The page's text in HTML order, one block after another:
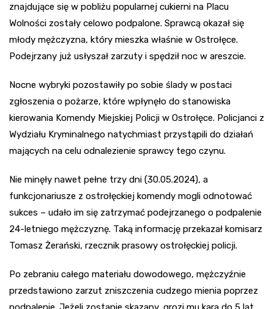
znajdujące się w pobliżu popularnej cukierni na Placu
Wolności zostały celowo podpalone. Sprawcą okazał się
młody mężczyzna, który mieszka właśnie w Ostrołęce.
Podejrzany już usłyszał zarzuty i spędził noc w areszcie.
Nocne wybryki pozostawiły po sobie ślady w postaci
zgłoszenia o pożarze, które wpłynęło do stanowiska
kierowania Komendy Miejskiej Policji w Ostrołęce. Policjanci z
Wydziału Kryminalnego natychmiast przystąpili do działań
mających na celu odnalezienie sprawcy tego czynu.
Nie minęły nawet pełne trzy dni (30.05.2024), a
funkcjonariusze z ostrołęckiej komendy mogli odnotować
sukces – udało im się zatrzymać podejrzanego o podpalenie
24-letniego mężczyznę. Taką informację przekazał komisarz
Tomasz Żerański, rzecznik prasowy ostrołęckiej policji.
Po zebraniu całego materiału dowodowego, mężczyźnie
przedstawiono zarzut zniszczenia cudzego mienia poprzez